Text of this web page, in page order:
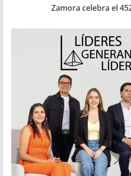
Zamora celebra el